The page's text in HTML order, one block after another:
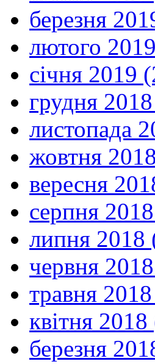
березня
лютого
січня 2019
грудня
листопада
жовтня
вересня
серпня
липня 2018
червня
травня
квітня
березня